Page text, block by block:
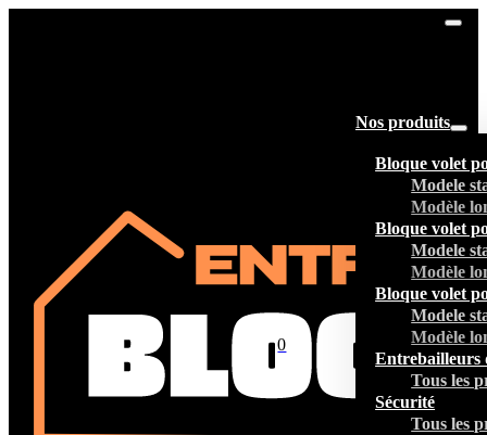
Nos produits
Bloque volet
Modele
Modèle
Bloque volet
Modele
Modèle
Bloque volet
Modele
Modèle
Entrebailleurs
Tous les
Sécurité
Tous les
0